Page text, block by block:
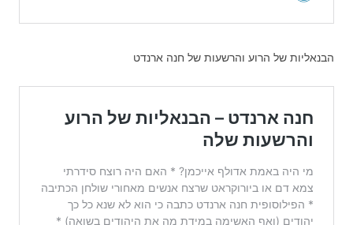
הבנאליות של הרוע והרשעות של חנה ארנדט